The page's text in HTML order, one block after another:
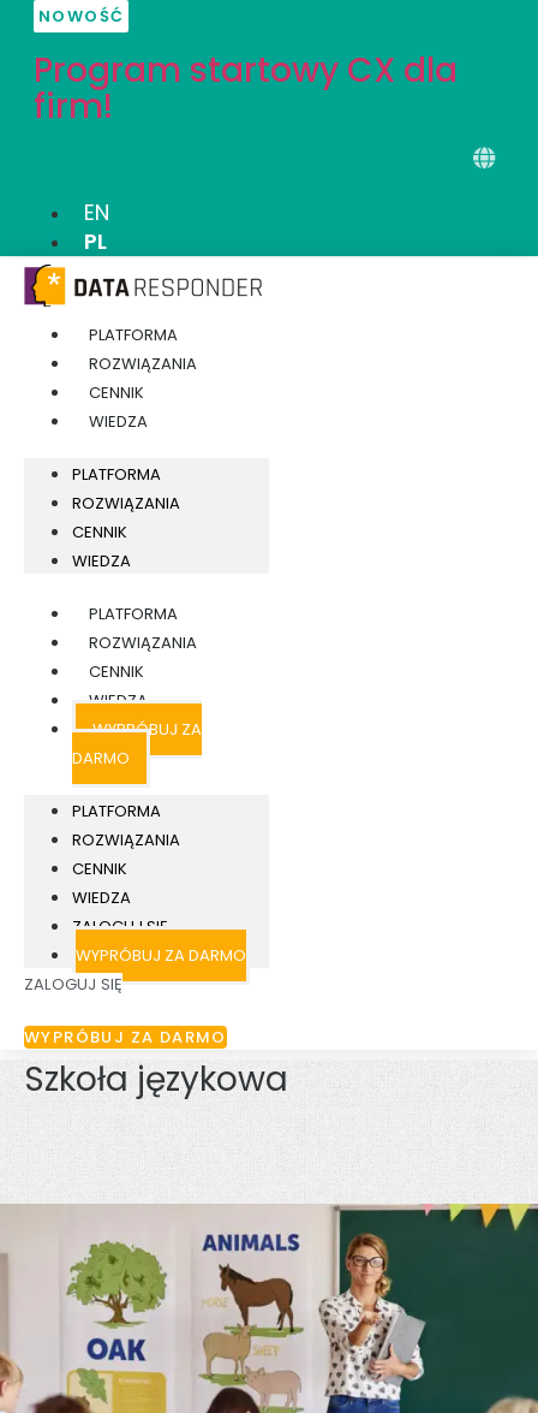
Przejdź
treści
NOWOŚĆ
Program startowy CX dla
firm!
EN
PL
PLATFORMA
ROZWIĄZANIA
CENNIK
WIEDZA
PLATFORMA
ROZWIĄZANIA
CENNIK
WIEDZA
PLATFORMA
ROZWIĄZANIA
CENNIK
WIEDZA
WYPRÓBUJ ZA
DARMO
PLATFORMA
ROZWIĄZANIA
CENNIK
WIEDZA
ZALOGUJ SIĘ
WYPRÓBUJ ZA DARMO
ZALOGUJ SIĘ
WYPRÓBUJ ZA DARMO
Szkoła językowa